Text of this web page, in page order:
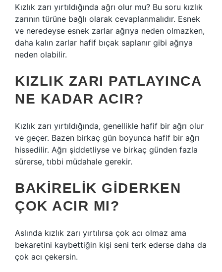
Kızlık zarı yırtıldığında ağrı olur mu? Bu soru kızlık
zarının türüne bağlı olarak cevaplanmalıdır. Esnek
ve neredeyse esnek zarlar ağrıya neden olmazken,
daha kalın zarlar hafif bıçak saplanır gibi ağrıya
neden olabilir.
KIZLIK ZARI PATLAYINCA
NE KADAR ACIR?
Kızlık zarı yırtıldığında, genellikle hafif bir ağrı olur
ve geçer. Bazen birkaç gün boyunca hafif bir ağrı
hissedilir. Ağrı şiddetliyse ve birkaç günden fazla
sürerse, tıbbi müdahale gerekir.
BAKIRELIK GIDERKEN
ÇOK ACIR MI?
Aslında kızlık zarı yırtılırsa çok acı olmaz ama
bekaretini kaybettiğin kişi seni terk ederse daha da
çok acı çekersin.